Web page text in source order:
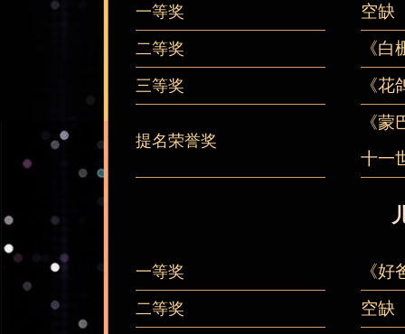
一等奖 空缺
二等奖 《
三等奖 《
提名荣誉奖
《
十一
一等奖 《
二等奖 空缺